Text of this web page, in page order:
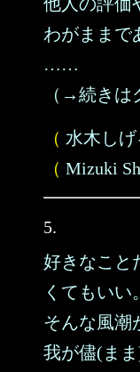
わがままで
……
（→続きは
（ 水木しげ
（ Mizuki
5.
好きなこと
くてもいい。
そんな風潮
我が儘(ま